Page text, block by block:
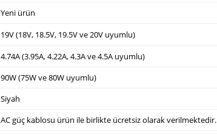
Yeni ürün
19V (18V, 18.5V, 19.5V ve 20V uyumlu)
4.74A (3.95A, 4.22A, 4.3A ve 4.5A uyumlu)
90W (75W ve 80W uyumlu)
Siyah
AC güç kablosu ürün ile birlikte ücretsiz olarak verilmektedir.